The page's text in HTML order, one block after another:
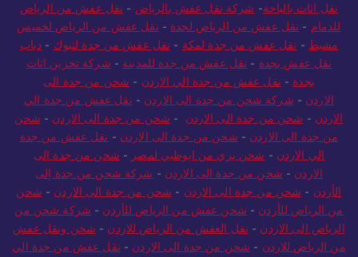
نقل اثاث بالباحة- شركة نقل عفش بالرياض - نقل عفش من الرياض
للدمام - نقل عفش من الرياض لجدة - نقل عفش من الرياض لخميس
مشيط - نقل عفش من جدة لمكة - نقل عفش من جدة لتبوك - دباب
نقل عفش بجدة - نقل عفش من جدة للمدينة - شركة تخزين اثاث
بجدة - نقل عفش من جدة الي الاردن - شحن من جدة الى
الاردن - شركة شحن من جدة الى الاردن - نقل عفش من جدة الي
الاردن - شحن من جدة الى الاردن - شحن من جدة الى الاردن - شحن
من جدة الى الاردن - شحن من جدة الى الاردن - نقل عفش من جدة
الي الاردن - شحن بري من ابوظبي لمصر - شحن من جدة الى
الاردن - شحن من جدة الى الاردن - شركة شحن من جدة إلى
الأردن - شحن من جدة الى الاردن - شحن من جدة الى الاردن - شحن
من الرياض للأردن - شحن عفش من الرياض للأردن - شركة شحن من
الرياض الى الاردن - نقل العفش من الرياض للاردن - شحن ونقل عفش
من الرياض للاردن - شحن من جدة الى الاردن - نقل عفش من جدة الي